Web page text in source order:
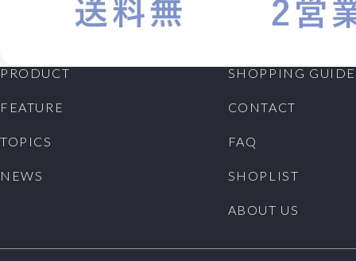
PRODUCT
FEATURE
TOPICS
NEWS
SHOPPING GUIDE
CONTACT
FAQ
SHOPLIST
ABOUT US